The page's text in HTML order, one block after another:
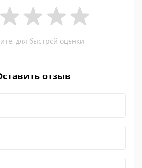
для быстрой оценки
отзыв